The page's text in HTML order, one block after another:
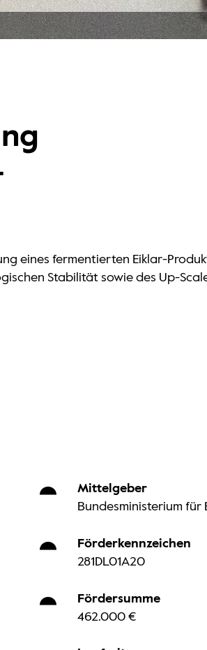
eines fermentierten Eiklar-
Stabilität sowie des Up-
Mittelgeber
Bundesministerium
Förderkennzeichen
281DL01A20
Fördersumme
462.000 €